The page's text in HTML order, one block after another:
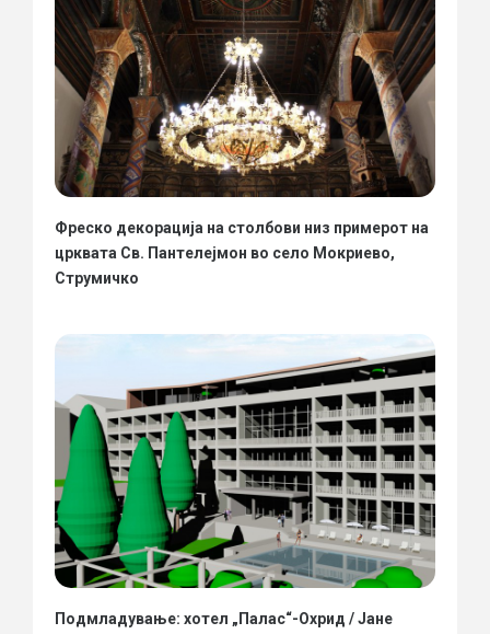
Фреско декорација на столбови низ примерот на
црквата Св. Пантелејмон во село Мокриево,
Струмичко
Подмладување: хотел „Палас“-Охрид / Јане